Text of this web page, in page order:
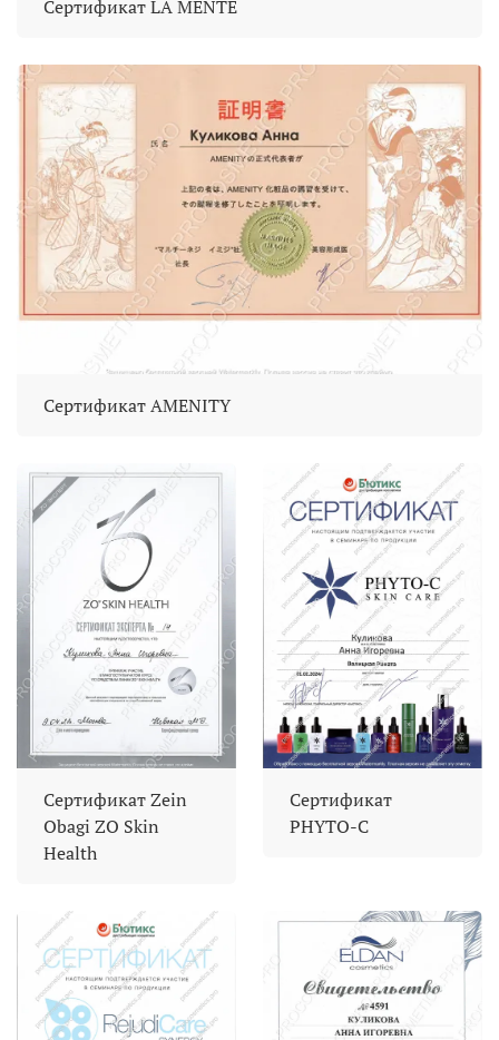
Сертификат LA MENTE
Сертификат AMENITY
Сертификат Zein
Obagi ZO Skin
Health
Сертификат
PHYTO-C